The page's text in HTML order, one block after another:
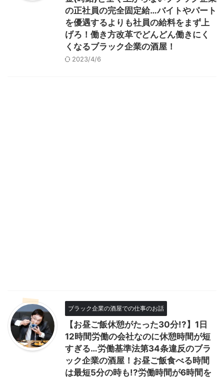
の正社員の完全固定給…バイトやパート
を優遇するよりも社員の給料をまず上
げろ！働き方改革でどんどん働きにく
くなるブラック企業の酒屋！
2023/4/6
ブラック企業の酒屋での仕事のお話
【お昼ご飯休憩がたった30分!?】1日
12時間労働の会社なのに休憩時間が短
すぎる…労働基準法第34条違反のブラ
ック企業の酒屋！お昼ご飯食べる時間
は最短5分の時も!?労働時間が6時間を